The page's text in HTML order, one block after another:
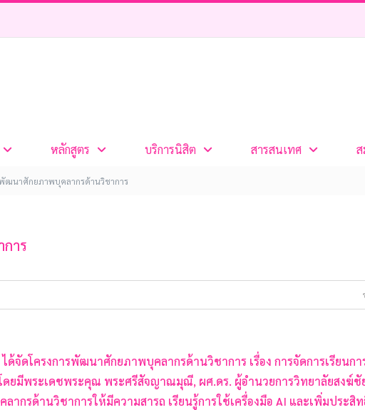
หลักสูตร บริการนิสิต สารสนเทศ
ฒนาศักยภาพบุคลากรด้านวิชาการ
าร
จัดโครงการพัฒนาศักยภาพบุคลากรด้านวิชาการ เรื่อง การจัดการเรียนก
ดยมีพระเดชพระคุณ พระศรีสัจญาณมุณี, ผศ.ดร. ผู้อำนวยการวิทยาลัยสงฆ์
กรด้านวิชาการให้มีความสารถ เรียนรู้การใช้เครื่องมือ AI และเพิ่มประสิ